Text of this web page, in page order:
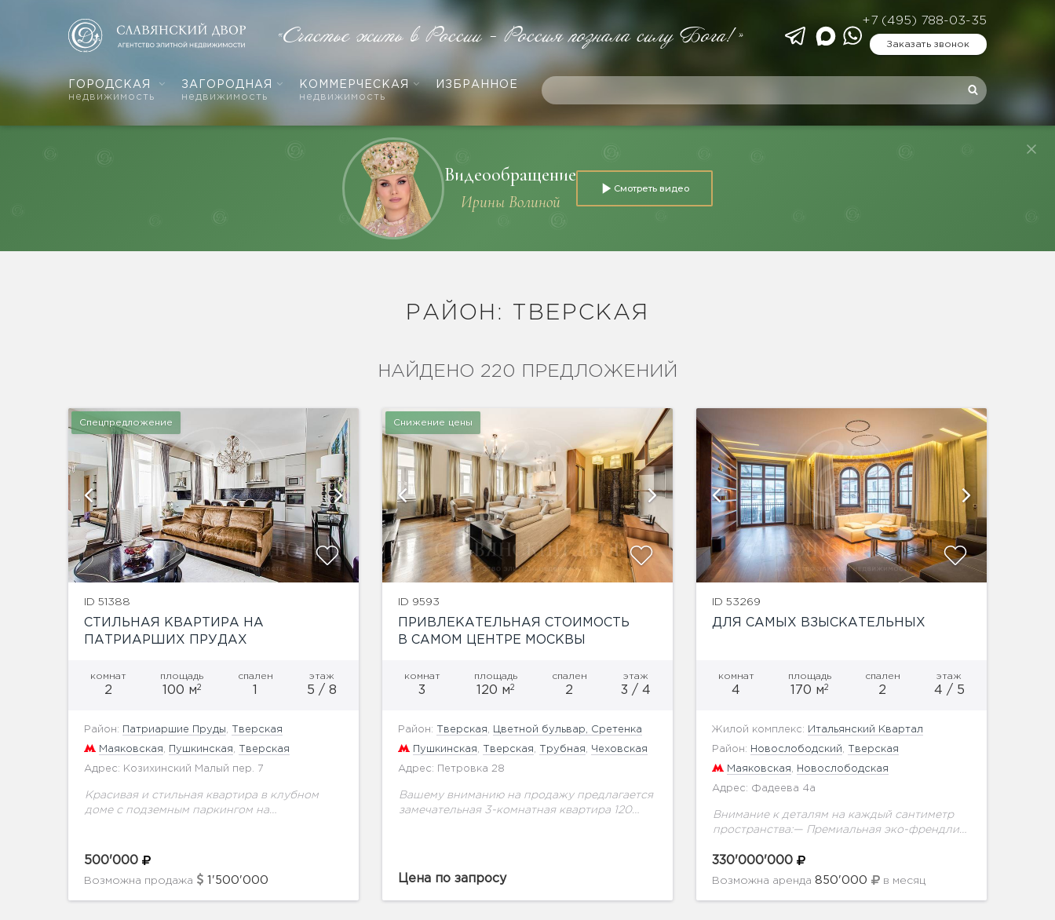
ГОРОДСКАЯ
недвижимость
ЗАГОРОДНАЯ
недвижимость
КОММЕРЧЕСКАЯ
недвижимость
ИЗБРАННОЕ
«Счастье жить в России - Россия познала силу Бога!»
+7 (495) 788-03-35
Заказать звонок
Видеообращение
Ирины Волиной
Смотреть видео
РАЙОН: ТВЕРСКАЯ
НАЙДЕНО 220 ПРЕДЛОЖЕНИЙ
Спецпредложение
ID 51388
СТИЛЬНАЯ КВАРТИРА НА
ПАТРИАРШИХ ПРУДАХ
комнат
2
площадь
100 м2
спален этаж
5 / 8
Район: Патриаршие Пруды Тверская
Маяковская Пушкинская Тверская
Адрес: Козихинский Малый пер. 7
Красивая и стильная квартира в клубном
доме с подземным паркингом на
проекту. планировка включает в
500'000
Возможна продажа 1'500'000
показать ещё 17 фотографий
Снижение цены
ID 9593
ПРИВЛЕКАТЕЛЬНАЯ СТОИМОСТЬ
В САМОМ ЦЕНТРЕ МОСКВЫ
комнат
3
площадь
120 м2
спален
2
этаж
3 / 4
Район: Тверская Цветной бульвар, Сретенка
Пушкинская Тверская Трубная Чеховская
Адрес: Петровка 28
Вашему вниманию на продажу предлагается
замечательная 3-комнатная квартира 120
Цена по запросу
показать ещё 19 фотографий
ID 53269
ДЛЯ САМЫХ ВЗЫСКАТЕЛЬНЫХ
комнат
4
площадь
170 м2
спален
2
этаж
4 / 5
Жилой комплекс: Итальянский Квартал
Район: Новослободский Тверская
Маяковская Новослободская
Адрес: Фадеева 4а
Внимание к деталям на каждый сантиметр
пространства:— Премиальная эко-френдли
ореха, настоящего мха, слэба и настоящего
древнего аммонита.— Самая современная
330'000'000
Возможна аренда 850'000 в месяц